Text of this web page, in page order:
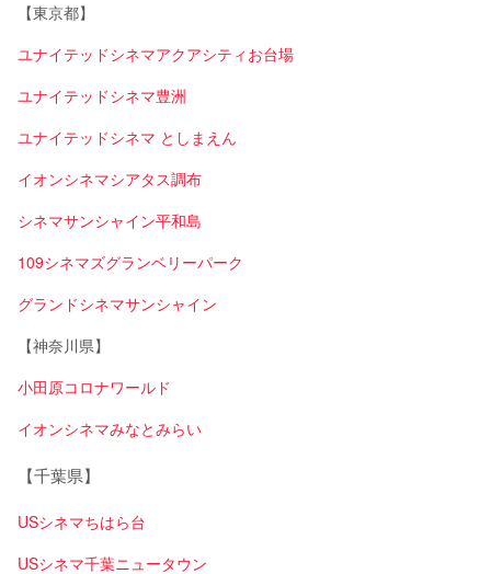
【東京都】
ユナイテッドシネマアクアシティお台場
ユナイテッドシネマ豊洲
ユナイテッドシネマ としまえん
イオンシネマシアタス調布
シネマサンシャイン平和島
109シネマズグランベリーパーク
グランドシネマサンシャイン
【神奈川県】
小田原コロナワールド
イオンシネマみなとみらい
【千葉県】
USシネマちはら台
USシネマ千葉ニュータウン